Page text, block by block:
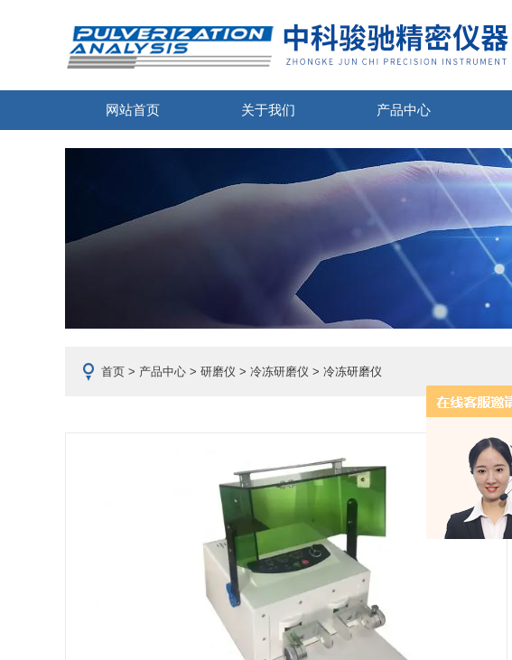
网站首页 关于我们 产品中心
首页 > 产品中心 > 研磨仪 > 冷冻研磨仪 > 冷冻研磨仪